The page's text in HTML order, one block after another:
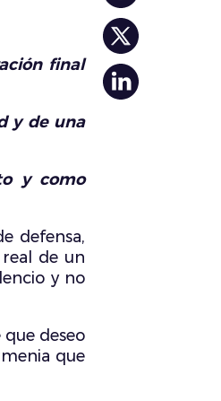
final
y de una
y como
defensa,
de un
y no
deseo
que